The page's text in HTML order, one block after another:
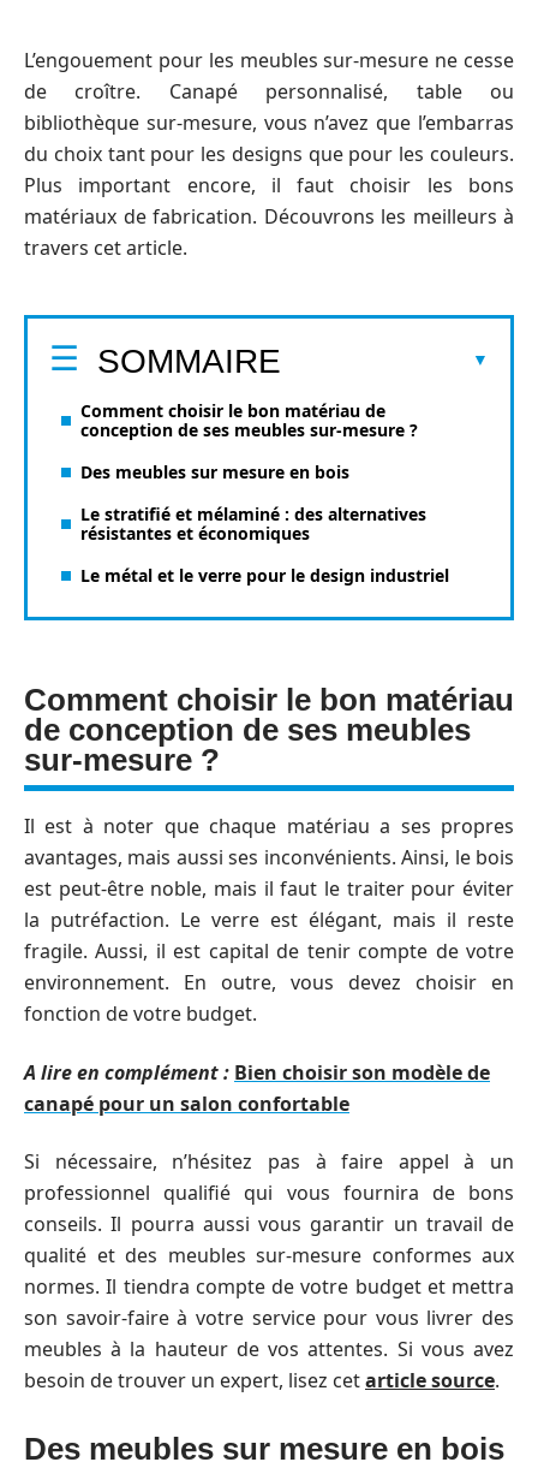
L’engouement pour les meubles sur-mesure ne cesse
de croître. Canapé personnalisé, table ou
bibliothèque sur-mesure, vous n’avez que l’embarras
du choix tant pour les designs que pour les couleurs.
Plus important encore, il faut choisir les bons
matériaux de fabrication. Découvrons les meilleurs à
travers cet article.
SOMMAIRE
Comment choisir le bon matériau de
conception de ses meubles sur-mesure ?
Des meubles sur mesure en bois
Le stratifié et mélaminé : des alternatives
résistantes et économiques
Le métal et le verre pour le design industriel
Comment choisir le bon matériau
de conception de ses meubles
sur-mesure ?
Il est à noter que chaque matériau a ses propres
avantages, mais aussi ses inconvénients. Ainsi, le bois
est peut-être noble, mais il faut le traiter pour éviter
la putréfaction. Le verre est élégant, mais il reste
fragile. Aussi, il est capital de tenir compte de votre
environnement. En outre, vous devez choisir en
fonction de votre budget.
A lire en complément : Bien choisir son modèle de
canapé pour un salon confortable
Si nécessaire, n’hésitez pas à faire appel à un
professionnel qualifié qui vous fournira de bons
conseils. Il pourra aussi vous garantir un travail de
qualité et des meubles sur-mesure conformes aux
normes. Il tiendra compte de votre budget et mettra
son savoir-faire à votre service pour vous livrer des
meubles à la hauteur de vos attentes. Si vous avez
besoin de trouver un expert, lisez cetarticle source.
Des meubles sur mesure en bois